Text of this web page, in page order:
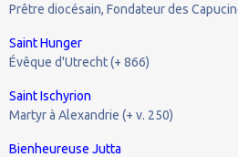
Prêtre diocésain, Fondateur des
Saint Hunger
Évêque d'Utrecht (+ 866)
Saint Ischyrion
Martyr à Alexandrie (+ v. 250)
Bienheureuse Jutta